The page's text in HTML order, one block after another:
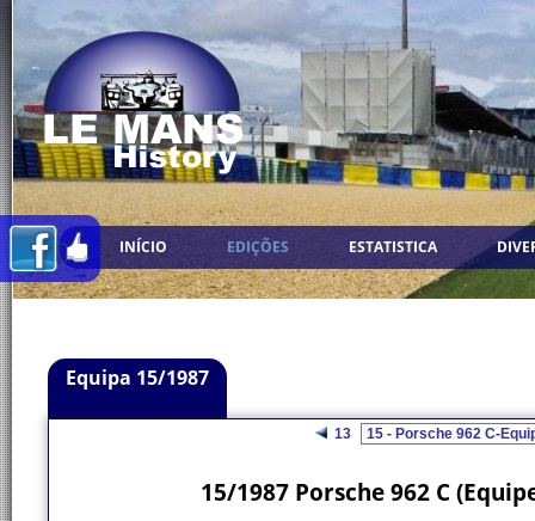
INÍCIO EDIÇÕES ESTATISTICA
Equipa 15/1987
13
15/1987 Porsche 962 C